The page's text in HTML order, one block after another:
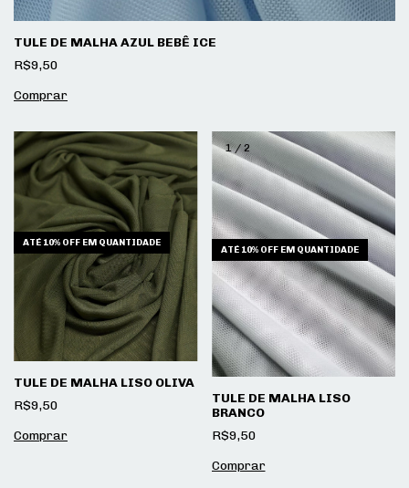
TULE DE MALHA AZUL BEBÊ ICE
R$9,50
ATÉ 10% OFF EM QUANTIDADE
TULE DE MALHA LISO OLIVA
R$9,50
1/2
ATÉ 10% OFF EM QUANTIDADE
TULE DE MALHA LISO
BRANCO
R$9,50